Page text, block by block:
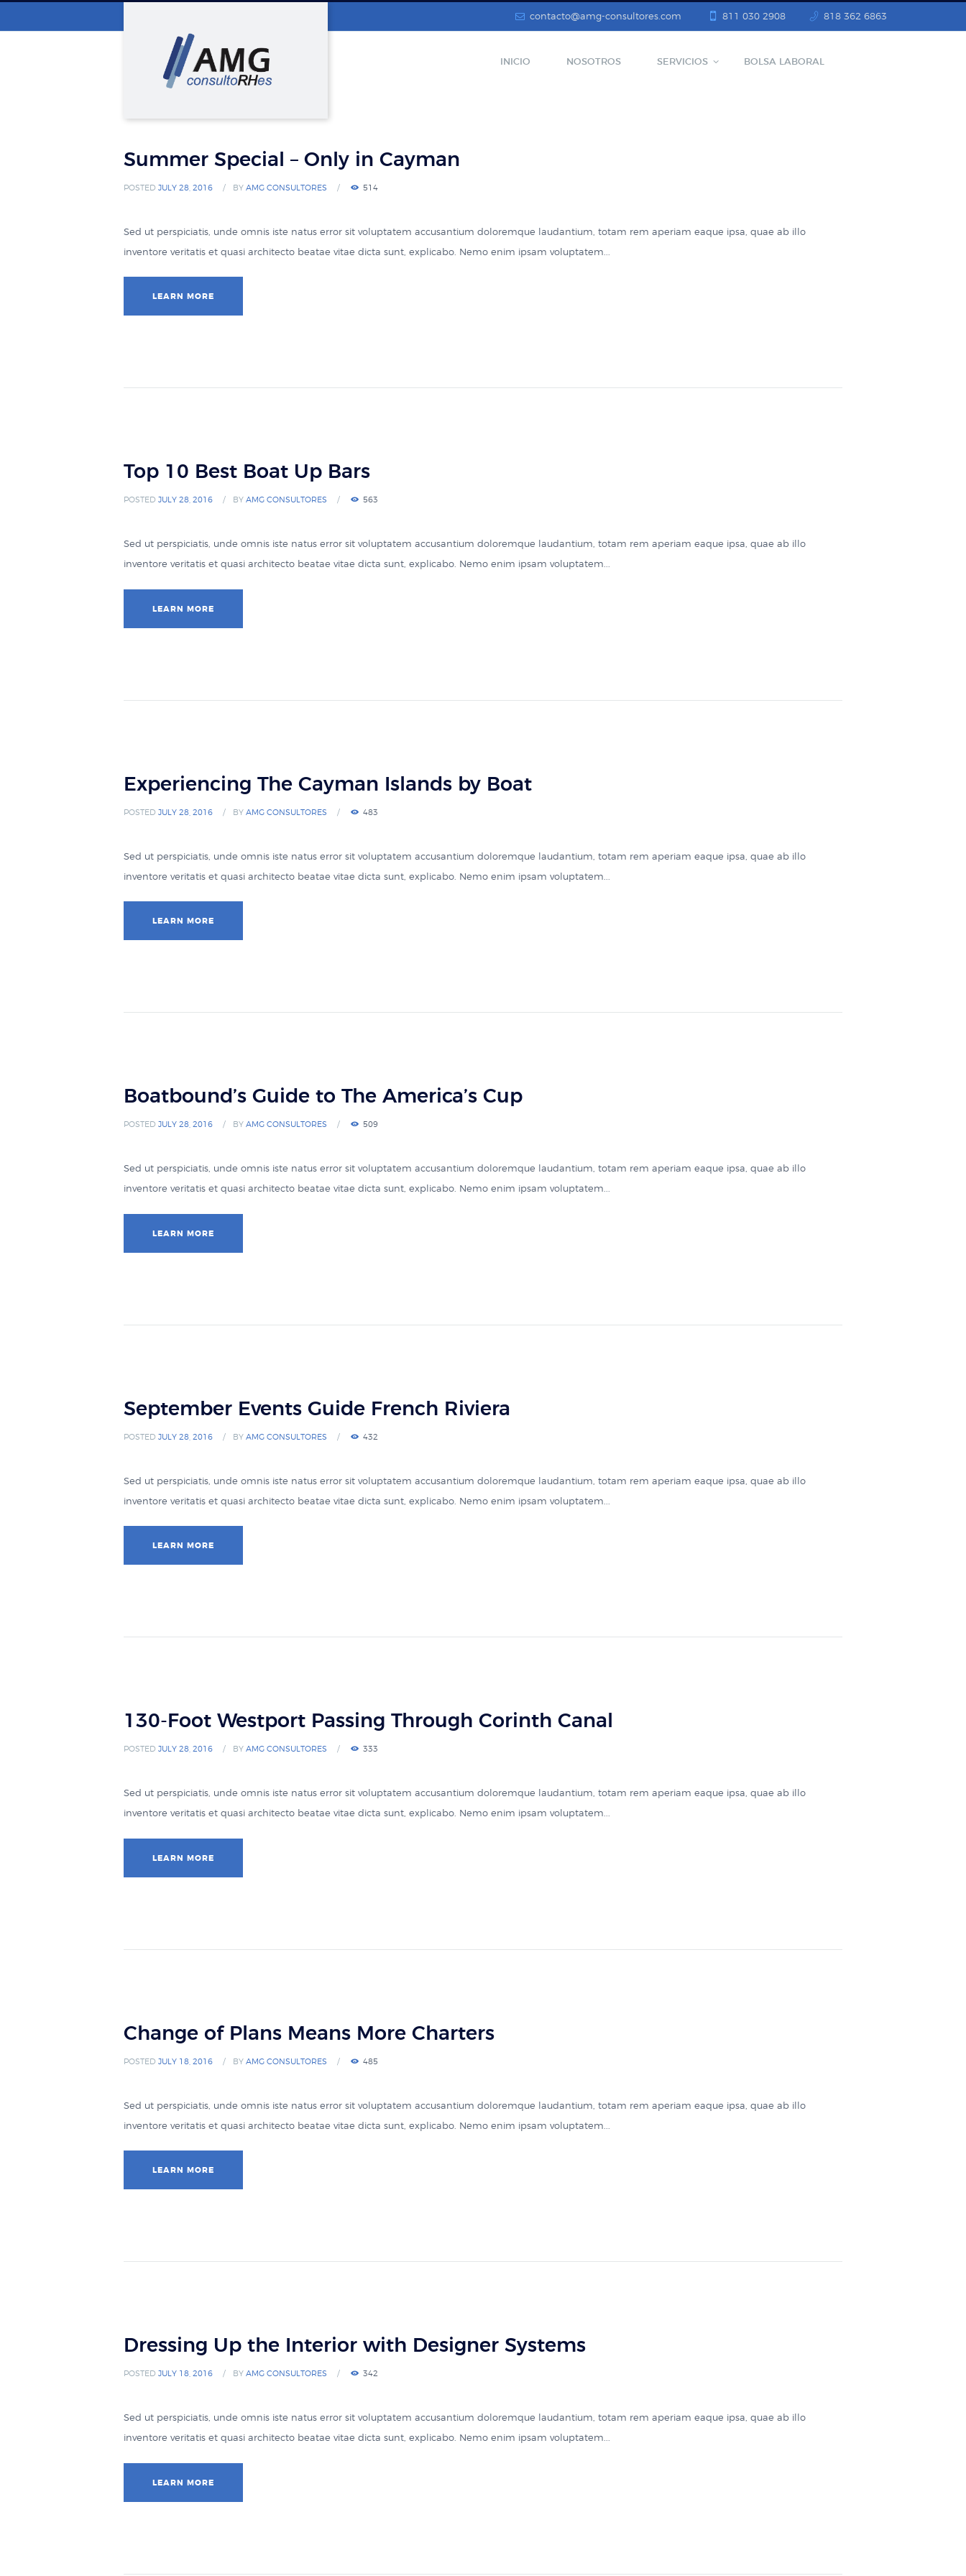
contacto@amg-consultores.com 811 030 2908 818 362 6863
INICIO NOSOTROS SERVICIOS BOLSA LABORAL
Summer Special – Only in Cayman
POSTED JULY 28, 2016 BY AMG CONSULTORES 514
Sed ut perspiciatis, unde omnis iste natus error sit voluptatem accusantium doloremque laudantium, totam rem aperiam eaque ipsa, quae ab illo
inventore veritatis et quasi architecto beatae vitae dicta sunt, explicabo. Nemo enim ipsam voluptatem...
LEARN MORE
Top 10 Best Boat Up Bars
POSTED JULY 28, 2016 BY AMG CONSULTORES 563
Sed ut perspiciatis, unde omnis iste natus error sit voluptatem accusantium doloremque laudantium, totam rem aperiam eaque ipsa, quae ab illo
inventore veritatis et quasi architecto beatae vitae dicta sunt, explicabo. Nemo enim ipsam voluptatem...
LEARN MORE
Experiencing The Cayman Islands by Boat
POSTED JULY 28, 2016 BY AMG CONSULTORES 483
Sed ut perspiciatis, unde omnis iste natus error sit voluptatem accusantium doloremque laudantium, totam rem aperiam eaque ipsa, quae ab illo
inventore veritatis et quasi architecto beatae vitae dicta sunt, explicabo. Nemo enim ipsam voluptatem...
LEARN MORE
Boatbound’s Guide to The America’s Cup
POSTED JULY 28, 2016 BY AMG CONSULTORES 509
Sed ut perspiciatis, unde omnis iste natus error sit voluptatem accusantium doloremque laudantium, totam rem aperiam eaque ipsa, quae ab illo
inventore veritatis et quasi architecto beatae vitae dicta sunt, explicabo. Nemo enim ipsam voluptatem...
LEARN MORE
September Events Guide French Riviera
POSTED JULY 28, 2016 BY AMG CONSULTORES 432
Sed ut perspiciatis, unde omnis iste natus error sit voluptatem accusantium doloremque laudantium, totam rem aperiam eaque ipsa, quae ab illo
inventore veritatis et quasi architecto beatae vitae dicta sunt, explicabo. Nemo enim ipsam voluptatem...
LEARN MORE
130-Foot Westport Passing Through Corinth Canal
POSTED JULY 28, 2016 BY AMG CONSULTORES 333
Sed ut perspiciatis, unde omnis iste natus error sit voluptatem accusantium doloremque laudantium, totam rem aperiam eaque ipsa, quae ab illo
inventore veritatis et quasi architecto beatae vitae dicta sunt, explicabo. Nemo enim ipsam voluptatem...
LEARN MORE
Change of Plans Means More Charters
POSTED JULY 18, 2016 BY AMG CONSULTORES 485
Sed ut perspiciatis, unde omnis iste natus error sit voluptatem accusantium doloremque laudantium, totam rem aperiam eaque ipsa, quae ab illo
inventore veritatis et quasi architecto beatae vitae dicta sunt, explicabo. Nemo enim ipsam voluptatem...
LEARN MORE
Dressing Up the Interior with Designer Systems
POSTED JULY 18, 2016 BY AMG CONSULTORES 342
Sed ut perspiciatis, unde omnis iste natus error sit voluptatem accusantium doloremque laudantium, totam rem aperiam eaque ipsa, quae ab illo
inventore veritatis et quasi architecto beatae vitae dicta sunt, explicabo. Nemo enim ipsam voluptatem...
LEARN MORE